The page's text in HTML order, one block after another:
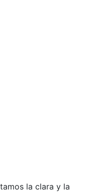
la clara y la